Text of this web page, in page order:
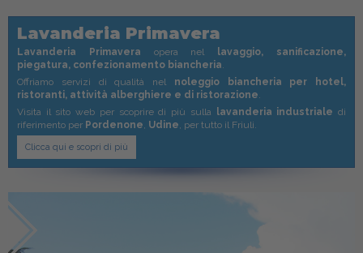
Lavanderia Primavera
Lavanderia Primavera opera nel lavaggio, sanificazione,
piegatura, confezionamento biancheria.
Offriamo servizi di qualità nel noleggio biancheria per hotel,
ristoranti, attività alberghiere e di ristorazione.
Visita il sito web per scoprire di più sulla lavanderia industriale di
riferimento per Pordenone, Udine, per tutto il Friuli.
Clicca qui e scopri di più